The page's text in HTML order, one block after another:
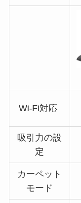
Wi-Fi対応
吸引力の設
定
カーペット
モード